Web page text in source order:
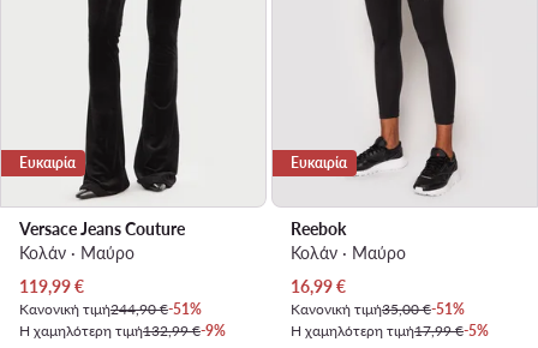
Ευκαιρία
Versace Jeans Couture
Κολάν · Μαύρο
Τρέχουσα τιμή
119,99€
Κανονική τιμή244,90 €-51%
Η χαμηλότερη τιμή132,99 €-9%
Ευκαιρία
Reebok
Κολάν · Μαύρο
Τρέχουσα τιμή
16,99€
Κανονική τιμή35,00 €-51%
Η χαμηλότερη τιμή17,99 €-5%